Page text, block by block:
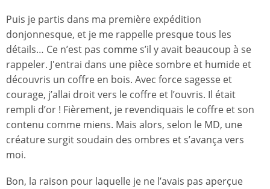
Puis je partis dans ma première expédition
donjonnesque, et je me rappelle presque tous les
détails… Ce n’est pas comme s’il y avait beaucoup à se
rappeler. J'entrai dans une pièce sombre et humide et
découvris un coffre en bois. Avec force sagesse et
courage, j’allai droit vers le coffre et l’ouvris. Il était
rempli d’or ! Fièrement, je revendiquais le coffre et son
contenu comme miens. Mais alors, selon le MD, une
créature surgit soudain des ombres et s’avança vers
moi.
Bon, la raison pour laquelle je ne l’avais pas aperçue